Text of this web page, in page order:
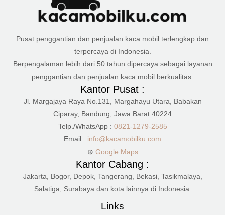
Pusat penggantian dan penjualan kaca mobil terlengkap dan
terpercaya di Indonesia.
Berpengalaman lebih dari 50 tahun dipercaya sebagai layanan
penggantian dan penjualan kaca mobil berkualitas.
Kantor Pusat :
Jl. Margajaya Raya No.131, Margahayu Utara, Babakan
Ciparay, Bandung, Jawa Barat 40224
Telp./WhatsApp : 0821-1279-2585
Email : info@kacamobilku.com
⊕ Google Maps
Kantor Cabang :
Jakarta, Bogor, Depok, Tangerang, Bekasi, Tasikmalaya,
Salatiga, Surabaya dan kota lainnya di Indonesia.
Links